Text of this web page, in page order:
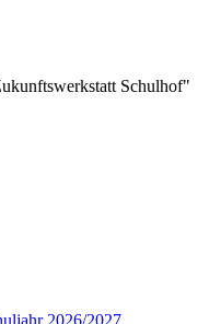
Schulhof"
2026/2027